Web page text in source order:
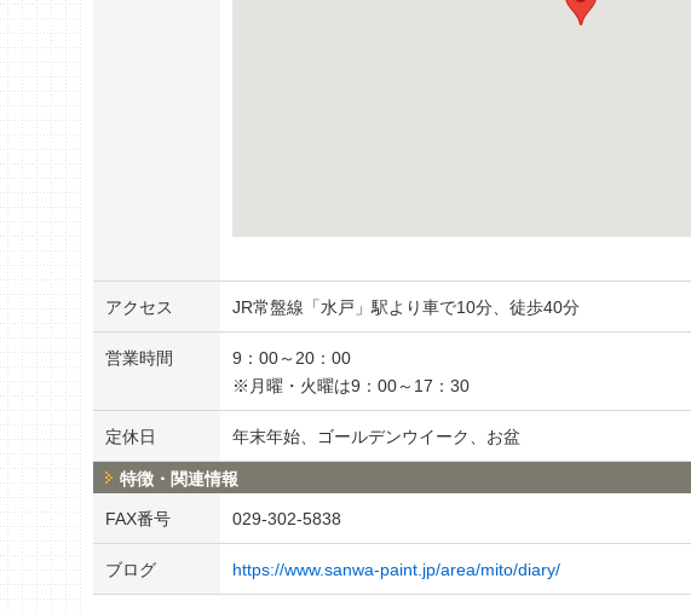
アクセス JR常盤線「水戸」駅より車で10分、徒歩40分
営業時間
9：00～20：00
※月曜・火曜は9：00～17：30
定休日 年末年始、ゴールデンウイーク、お盆
特徴・関連情報
FAX番号 029-302-5838
ブログ https://www.sanwa-paint.jp/area/mito/diary/